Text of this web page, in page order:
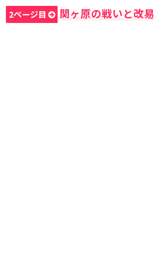
2ページ目 関ヶ原の戦いと改易